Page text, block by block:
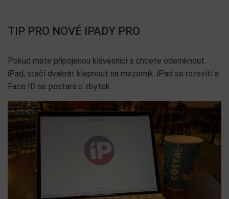
TIP PRO NOVÉ IPADY PRO
Pokud máte připojenou klávesnici a chcete odemknout
iPad, stačí dvakrát klepnout na mezerník. iPad se rozsvítí a
Face ID se postará o zbytek.